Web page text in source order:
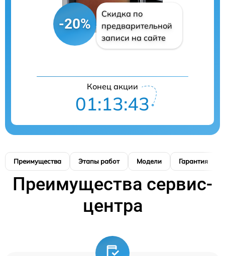
-20%
Скидка по
предварительной
записи на сайте
Конец акции
01:13:42
Преимущества Этапы работ Модели Гарантия
Преимущества сервис-
центра